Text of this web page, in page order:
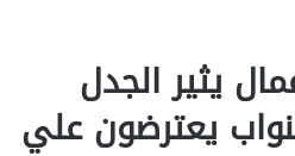
يثير الجدل
يعترضون علي